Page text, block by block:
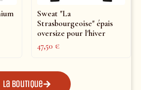
Sweat "La
Strasbourgeoise" épais
oversize pour l'hiver
47,50€
La boutique